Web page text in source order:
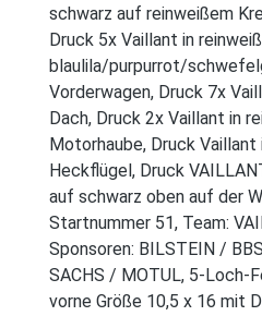
schwarz auf reinweißem
Druck 5x Vaillant in
blaulila/purpurrot/
Vorderwagen, Druck 7x
Dach, Druck 2x Vaillant in
Motorhaube, Druck
Heckflügel, Druck
auf schwarz oben auf der
Startnummer 51, Team:
Sponsoren: BILSTEIN /
SACHS / MOTUL, 5-Loch-
vorne Größe 10,5 x 16 mit